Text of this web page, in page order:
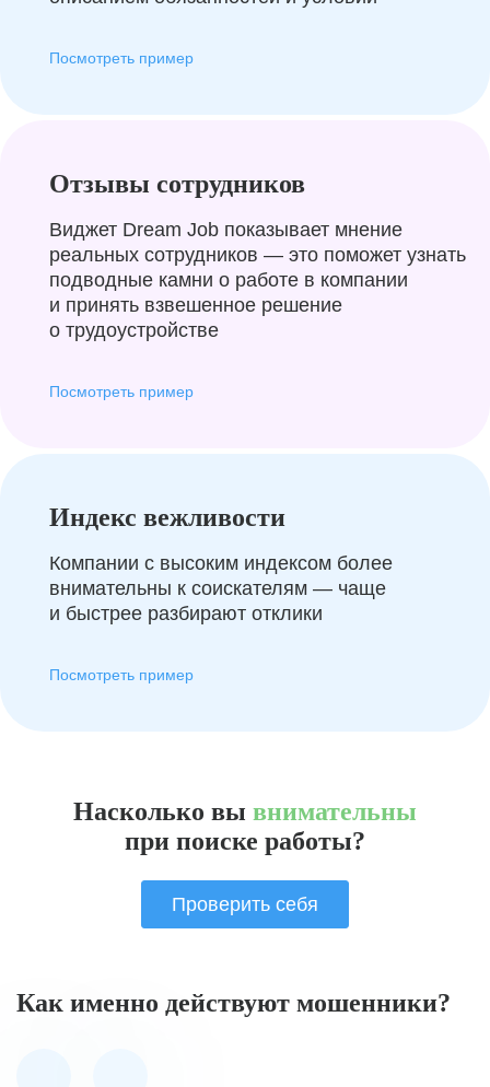
Посмотреть пример
Отзывы сотрудников
Виджет Dream Job показывает мнение
реальных сотрудников — это поможет узнать
подводные камни о работе в компании
и принять взвешенное решение
о трудоустройстве
Посмотреть пример
Индекс вежливости
Компании с высоким индексом более
внимательны к соискателям — чаще
и быстрее разбирают отклики
Посмотреть пример
Насколько вы внимательны
при поиске работы?
Проверить себя
Как именно действуют мошенники?